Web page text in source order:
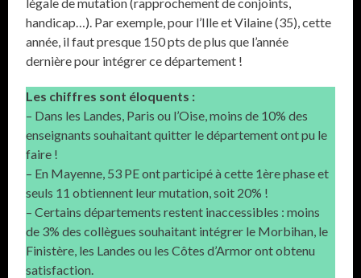
handicap…). Par exemple, pour l’Ille et Vilaine (35), cette
année, il faut presque 150 pts de plus que l’année
dernière pour intégrer ce département !
Les chiffres sont éloquents :
– Dans les Landes, Paris ou l’Oise, moins de 10% des
enseignants souhaitant quitter le département ont pu le
faire !
– En Mayenne, 53 PE ont participé à cette 1ère phase et
seuls 11 obtiennent leur mutation, soit 20% !
– Certains départements restent inaccessibles : moins
de 3% des collègues souhaitant intégrer le Morbihan, le
Finistère, les Landes ou les Côtes d’Armor ont obtenu
satisfaction.